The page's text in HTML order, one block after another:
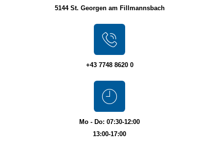
5144 St. Georgen am Fillmannsbach
+43 7748 8620 0
Mo - Do: 07:30-12:00
13:00-17:00